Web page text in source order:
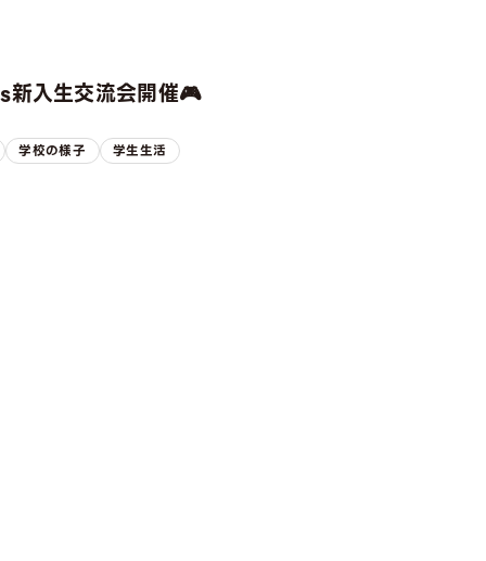
入生交流会開催🎮
学校の様子 学生生活